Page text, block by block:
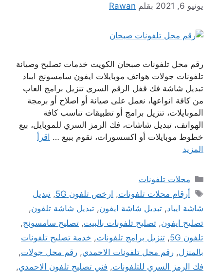
يونيو 6, 2021 بقلم Rawan
رقم محل تلفونات صبحان الكويت خدمات تصليح وصيانة
تلفونات جولات هواتف موبايلات ايفون سامسونج ايباد
تبديل شاشة فك قفل الرقم السري تنزيل برامج العاب
من كافة انواعها، نعمل على صيانة أو اصلاح أو برمجة
الموبايلات، تنزيل برامج أو تطبيقات تناسب كافة
الهواتف، تبديل شاشات، فك الرمز السري للموبايل، بيع
خطوط موبايلات أو اكسسورات، نقوم ببيع … اقرأ
المزيد
التصنيفات
محلات تلفونات
الوسوم
أرقام محلات تلفونات, ارخص تلفون 5G ,تبديل
شاشة ايباد, تبديل شاشة ايفون, تبديل شاشة تلفون,
تصليح ايفون, تصليح تلفونات بالبيت, تصليح سامسونج,
تلفون 5G
, تنزيل برامج تلفونات, خدمة تصليح تلفونات
بالمنزل, رقم محل تلفونات الاحمدي, رقم محل جولات,
فك الرمز السري للتلفونات, فني تصليح تلفون الاحمدي,